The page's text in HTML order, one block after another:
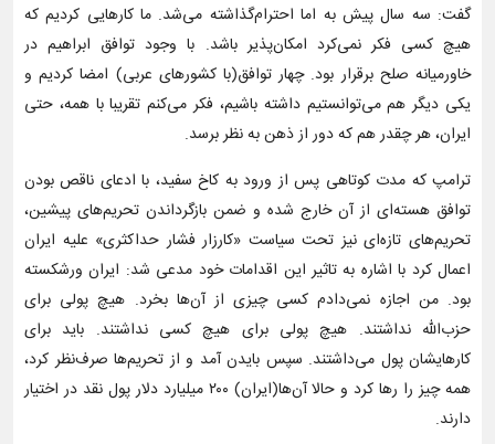
گفت: سه سال پیش به اما احترام‌گذاشته می‌شد. ما کارهایی کردیم که
هیچ کسی فکر نمی‌کرد امکان‌پذیر باشد. با وجود توافق ابراهیم در
خاورمیانه صلح برقرار بود. چهار توافق(با کشورهای عربی) امضا کردیم و
یکی دیگر هم می‌توانستیم داشته باشیم، فکر می‌کنم تقریبا با همه، حتی
ایران، هر چقدر هم که دور از ذهن به نظر برسد.
ترامپ که مدت کوتاهی پس از ورود به کاخ سفید، با ادعای ناقص بودن
توافق هسته‌ای از آن خارج شده و ضمن بازگرداندن‌ تحریم‌های پیشین،
تحریم‌های تازه‌ای نیز تحت سیاست «کارزار فشار حداکثری» علیه ایران
اعمال کرد با اشاره به تاثیر این اقدامات خود مدعی شد: ایران ورشکسته
بود. من اجازه نمی‌دادم کسی چیزی از آن‌ها بخرد. هیچ پولی برای
حزب‌الله نداشتند. هیچ پولی برای هیچ کسی نداشتند. باید برای
کارهایشان پول می‌داشتند. سپس بایدن آمد و از تحریم‌ها صرف‌نظر کرد،
همه چیز را رها کرد و حالا آن‌ها(ایران) ۲۰۰ میلیارد دلار پول نقد در اختیار
دارند.